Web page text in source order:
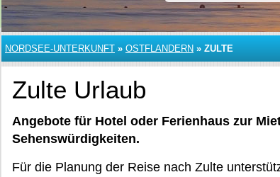
NORDSEE-UNTERKUNFT » OSTFLANDERN » ZULTE
Zulte Urlaub
Angebote für Hotel oder Ferienhaus zur
Sehenswürdigkeiten.
Für die Planung der Reise nach Zulte